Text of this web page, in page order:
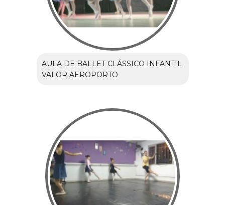
AULA DE BALLET CLÁSSICO INFANTIL
VALOR AEROPORTO